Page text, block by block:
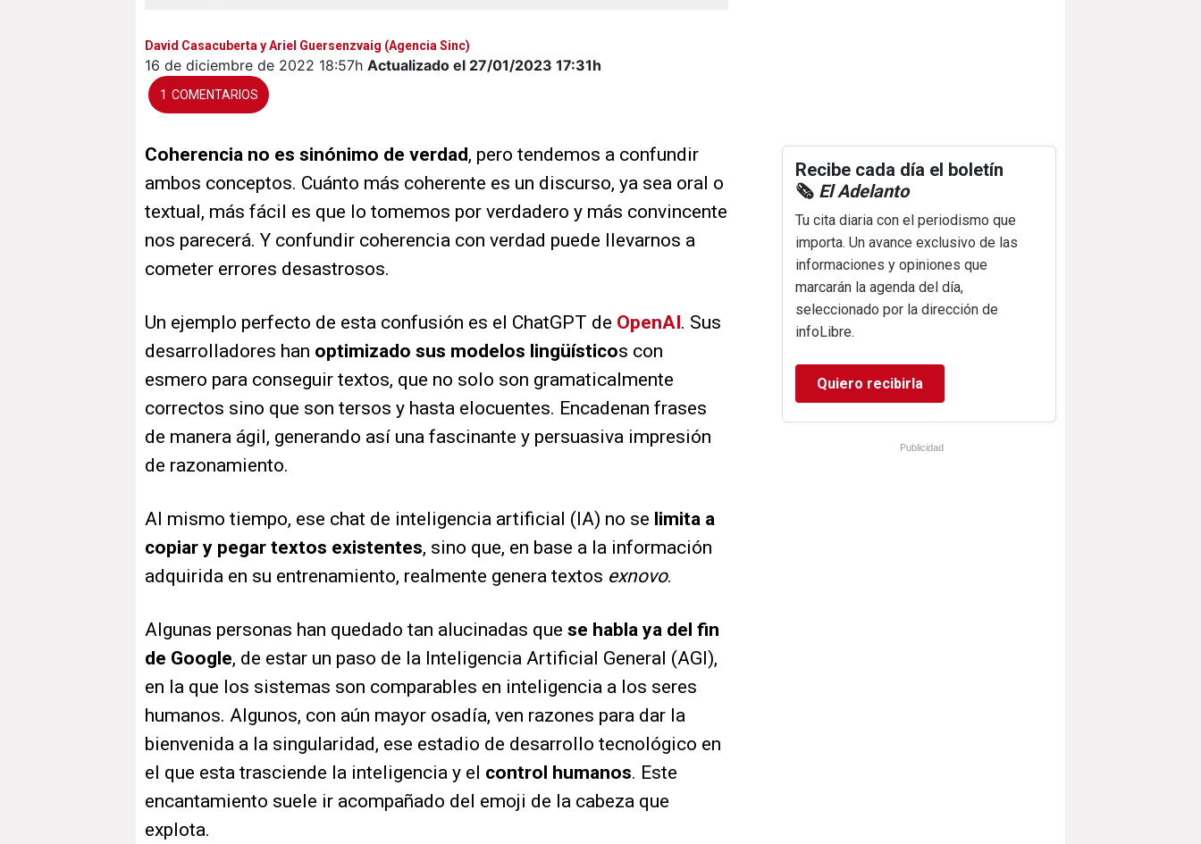
David Casacuberta y Ariel Guersenzvaig (Agencia Sinc)
16 de diciembre de 2022 18:57h Actualizado el 27/01/2023 17:31h
1
Coherencia no es sinónimo de verdad, pero tendemos a confundir
ambos conceptos. Cuánto más coherente es un discurso, ya sea oral o
textual, más fácil es que lo tomemos por verdadero y más convincente
nos parecerá. Y confundir coherencia con verdad puede llevarnos a
cometer errores desastrosos.
Un ejemplo perfecto de esta confusión es el ChatGPT de OpenAI . Sus
desarrolladores han optimizado sus modelos lingüísticos con
esmero para conseguir textos, que no solo son gramaticalmente
correctos sino que son tersos y hasta elocuentes. Encadenan frases
de manera ágil, generando así una fascinante y persuasiva impresión
de razonamiento.
Al mismo tiempo, ese chat de inteligencia artificial (IA) no se limita a
copiar y pegar textos existentes, sino que, en base a la información
adquirida en su entrenamiento, realmente genera textos exnovo.
Algunas personas han quedado tan alucinadas que se habla ya del fin
de Google, de estar un paso de la Inteligencia Artificial General (AGI),
en la que los sistemas son comparables en inteligencia a los seres
humanos. Algunos, con aún mayor osadía, ven razones para dar la
bienvenida a la singularidad, ese estadio de desarrollo tecnológico en
el que esta trasciende la inteligencia y el control humanos. Este
encantamiento suele ir acompañado del emoji de la cabeza que
explota.
Recibe cada día el boletín
🗞️ El Adelanto
Tu cita diaria con el periodismo que
importa. Un avance exclusivo de las
informaciones y opiniones que
marcarán la agenda del día,
seleccionado por la dirección de
infoLibre.
Quiero recibirla
Publicidad